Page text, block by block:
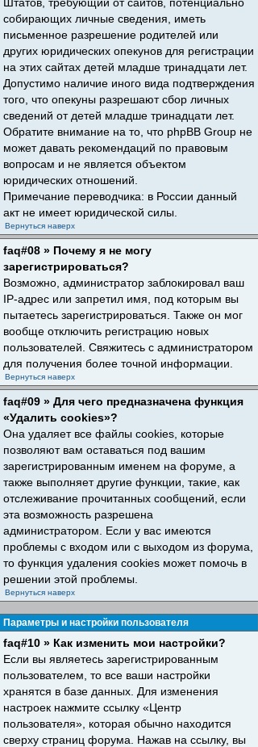
собирающих личные сведения, иметь
письменное разрешение родителей или
других юридических опекунов для регистрации
на этих сайтах детей младше тринадцати лет.
Допустимо наличие иного вида подтверждения
того, что опекуны разрешают сбор личных
сведений от детей младше тринадцати лет.
Обратите внимание на то, что phpBB Group не
может давать рекомендаций по правовым
вопросам и не является объектом
юридических отношений.
Примечание переводчика: в России данный
акт не имеет юридической силы.
Вернуться наверх
faq#08 » Почему я не могу
зарегистрироваться?
Возможно, администратор заблокировал ваш
IP-адрес или запретил имя, под которым вы
пытаетесь зарегистрироваться. Также он мог
вообще отключить регистрацию новых
пользователей. Свяжитесь с администратором
для получения более точной информации.
Вернуться наверх
faq#09 » Для чего предназначена функция
«Удалить cookies»?
Она удаляет все файлы cookies, которые
позволяют вам оставаться под вашим
зарегистрированным именем на форуме, а
также выполняет другие функции, такие, как
отслеживание прочитанных сообщений, если
эта возможность разрешена
администратором. Если у вас имеются
проблемы с входом или с выходом из форума,
то функция удаления cookies может помочь в
решении этой проблемы.
Вернуться наверх
Параметры и настройки пользователя
faq#10 » Как изменить мои настройки?
Если вы являетесь зарегистрированным
пользователем, то все ваши настройки
хранятся в базе данных. Для изменения
настроек нажмите ссылку «Центр
пользователя», которая обычно находится
сверху страниц форума. Нажав на ссылку, вы